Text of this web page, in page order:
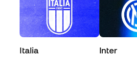
Italia Inter